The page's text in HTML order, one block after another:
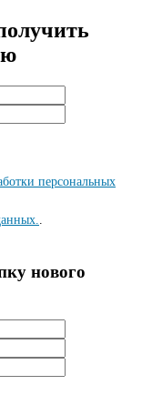
персональных
нового